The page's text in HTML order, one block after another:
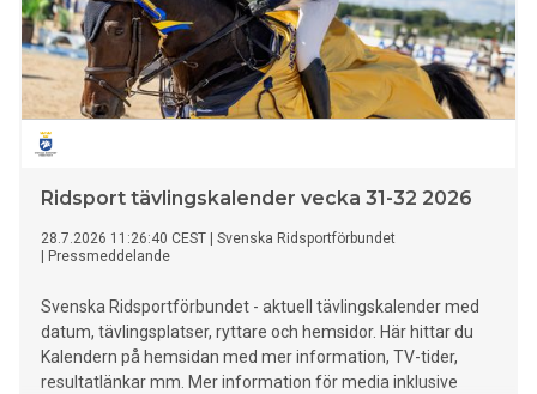
Ridsport tävlingskalender vecka 31-32 2026
28.7.2026 11:26:40 CEST
Svenska Ridsportförbundet
Pressmeddelande
Svenska Ridsportförbundet - aktuell tävlingskalender med
datum, tävlingsplatser, ryttare och hemsidor. Här hittar du
Kalendern på hemsidan med mer information, TV-tider,
resultatlänkar mm. Mer information för media inklusive